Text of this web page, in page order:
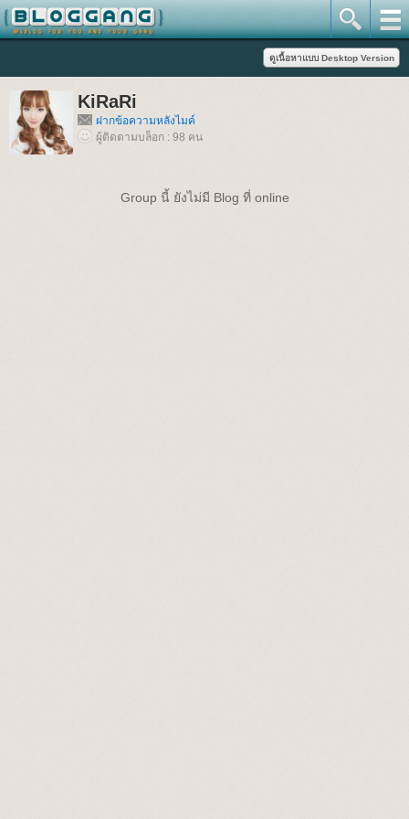
KiRaRi
ฝากข้อความหลังไมค์
ผู้ติดตามบล็อก : 98 คน
Group นี้ ยังไม่มี Blog ที่ online